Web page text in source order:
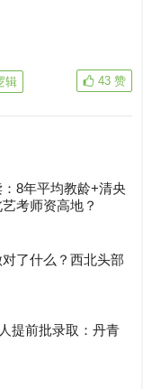
辑 43 赞
8年平均教龄+清央
考师资高地？
了什么？西北头部
提前批录取：丹青